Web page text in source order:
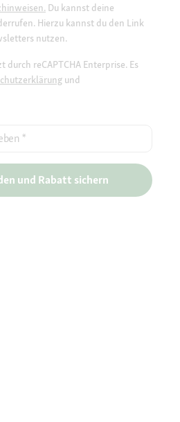
Du kannst deine
Hierzu kannst du den Link
nutzen.
durch reCAPTCHA Enterprise. Es
und
*
und Rabatt sichern